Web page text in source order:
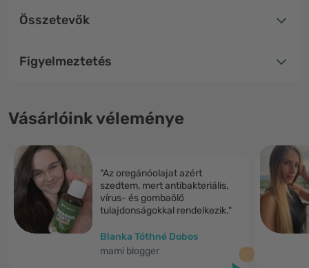
Összetevők
Figyelmeztetés
Vásárlóink véleménye
"Az oregánóolajat azért
szedtem, mert antibakteriális,
vírus- és gombaölő
tulajdonságokkal rendelkezik."
Blanka Tóthné Dobos
mami blogger